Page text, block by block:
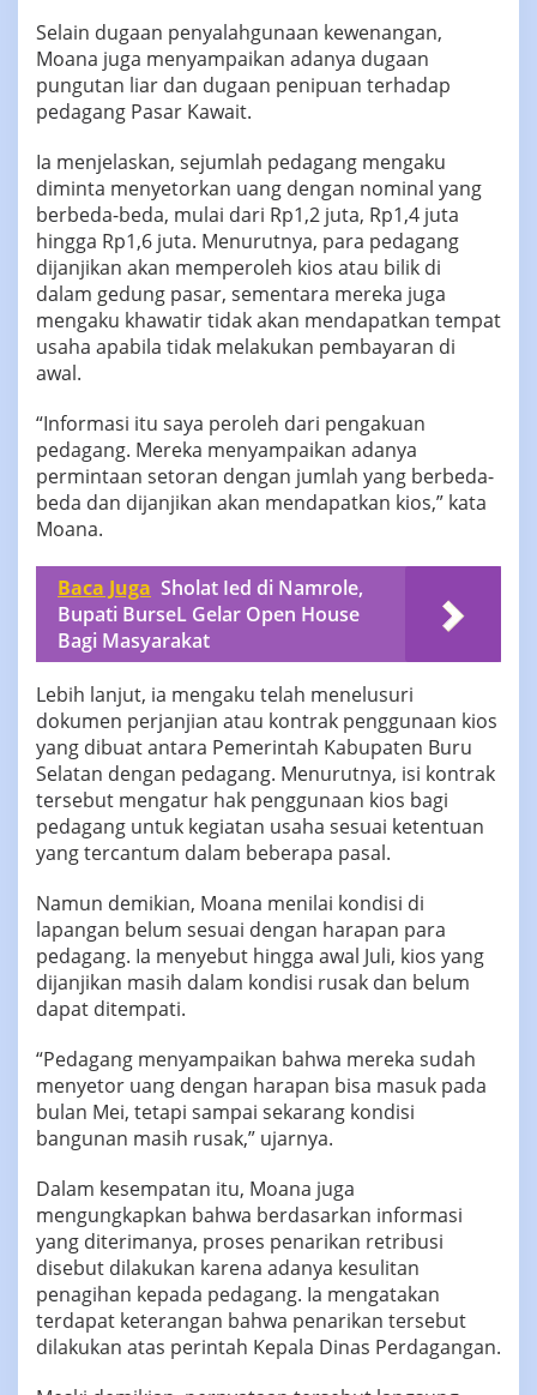
Selain dugaan penyalahgunaan kewenangan,
Moana juga menyampaikan adanya dugaan
pungutan liar dan dugaan penipuan terhadap
pedagang Pasar Kawait.
Ia menjelaskan, sejumlah pedagang mengaku
diminta menyetorkan uang dengan nominal yang
berbeda-beda, mulai dari Rp1,2 juta, Rp1,4 juta
hingga Rp1,6 juta. Menurutnya, para pedagang
dijanjikan akan memperoleh kios atau bilik di
dalam gedung pasar, sementara mereka juga
mengaku khawatir tidak akan mendapatkan tempat
usaha apabila tidak melakukan pembayaran di
awal.
“Informasi itu saya peroleh dari pengakuan
pedagang. Mereka menyampaikan adanya
permintaan setoran dengan jumlah yang berbeda-
beda dan dijanjikan akan mendapatkan kios,” kata
Moana.
Baca Juga Sholat Ied di Namrole,
Bupati BurseL Gelar Open House
Bagi Masyarakat
Lebih lanjut, ia mengaku telah menelusuri
dokumen perjanjian atau kontrak penggunaan kios
yang dibuat antara Pemerintah Kabupaten Buru
Selatan dengan pedagang. Menurutnya, isi kontrak
tersebut mengatur hak penggunaan kios bagi
pedagang untuk kegiatan usaha sesuai ketentuan
yang tercantum dalam beberapa pasal.
Namun demikian, Moana menilai kondisi di
lapangan belum sesuai dengan harapan para
pedagang. Ia menyebut hingga awal Juli, kios yang
dijanjikan masih dalam kondisi rusak dan belum
dapat ditempati.
“Pedagang menyampaikan bahwa mereka sudah
menyetor uang dengan harapan bisa masuk pada
bulan Mei, tetapi sampai sekarang kondisi
bangunan masih rusak,” ujarnya.
Dalam kesempatan itu, Moana juga
mengungkapkan bahwa berdasarkan informasi
yang diterimanya, proses penarikan retribusi
disebut dilakukan karena adanya kesulitan
penagihan kepada pedagang. Ia mengatakan
terdapat keterangan bahwa penarikan tersebut
dilakukan atas perintah Kepala Dinas Perdagangan.